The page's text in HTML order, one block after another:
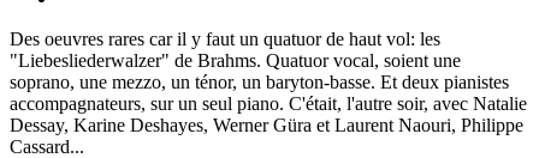
Des oeuvres rares car il y faut un quatuor de haut vol: les
"Liebesliederwalzer" de Brahms. Quatuor vocal, soient une
soprano, une mezzo, un ténor, un baryton-basse. Et deux pianistes
accompagnateurs, sur un seul piano. C'était, l'autre soir, avec Natalie
Dessay, Karine Deshayes, Werner Güra et Laurent Naouri, Philippe
Cassard...